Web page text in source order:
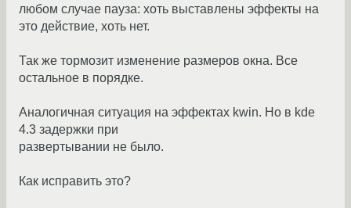
любом случае пауза: хоть выставлены эффекты на
это действие, хоть нет.
Так же тормозит изменение размеров окна. Все
остальное в порядке.
Аналогичная ситуация на эффектах kwin. Но в kde
4.3 задержки при
развертывании не было.
Как исправить это?